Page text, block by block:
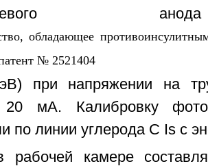
при напряжении на
20 мА. Калибровку
по линии углерода С Is с
рабочей камере